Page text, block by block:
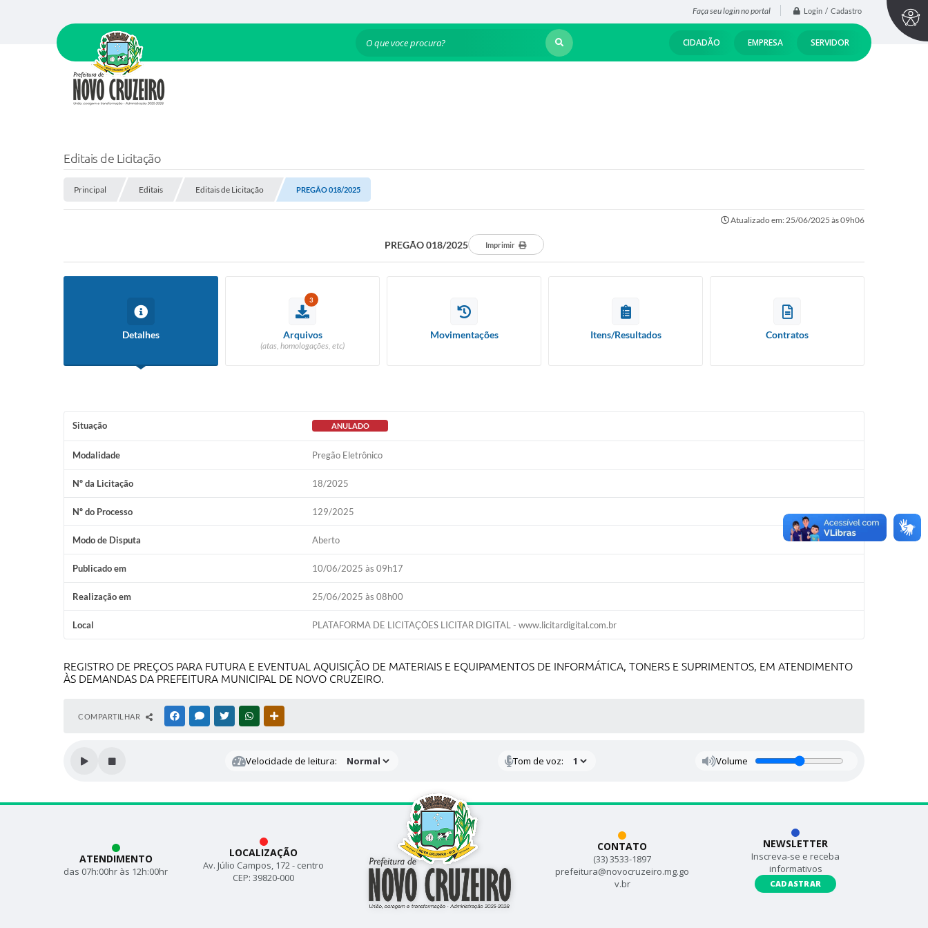
Faça seu login no portal Login / Cadastro
O que voce procura? CIDADÃO EMPRESA SERVIDOR
Editais de Licitação
Principal Editais Editais de Licitação PREGÃO 018/2025
Atualizado em: 25/06/2025 às 09h06
PREGÃO 018/2025 Imprimir
Detalhes
3
Arquivos
(atas, homologações, etc)
Movimentações Itens/Resultados Contratos
Situação ANULADO
Modalidade Pregão Eletrônico
Nº da Licitação 18/2025
Nº do Processo 129/2025
Modo de Disputa Aberto
Publicado em 10/06/2025 às 09h17
Realização em 25/06/2025 às 08h00
Local PLATAFORMA DE LICITAÇÕES LICITAR DIGITAL - www.licitardigital.com.br
REGISTRO DE PREÇOS PARA FUTURA E EVENTUAL AQUISIÇÃO DE MATERIAIS E EQUIPAMENTOS DE INFORMÁTICA, TONERS E SUPRIMENTOS, EM ATENDIMENTO
ÀS DEMANDAS DA PREFEITURA MUNICIPAL DE NOVO CRUZEIRO.
COMPARTILHAR FACEBOOKMESSENGER
TWITTERWHATSAPP
Velocidade de leitura: Tom de voz: Volume
LOCALIZAÇÃO
Av. Júlio Campos, 172 - centro
CEP: 39820-000
CONTATO
(33) 3533-1897
prefeitura@novocruzeiro.mg.go
v.br
ATENDIMENTO
das 07h:00hr às 12h:00hr
NEWSLETTER
Inscreva-se e receba
informativos
CADASTRAR